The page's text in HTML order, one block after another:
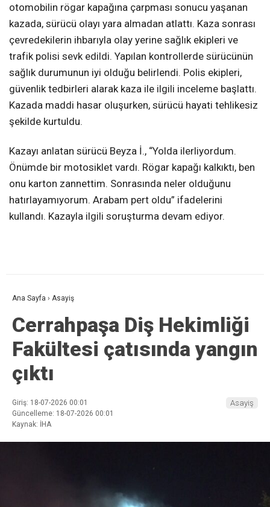
otomobilin rögar kapağına çarpması sonucu yaşanan
kazada, sürücü olayı yara almadan atlattı. Kaza sonrası
çevredekilerin ihbarıyla olay yerine sağlık ekipleri ve
trafik polisi sevk edildi. Yapılan kontrollerde sürücünün
sağlık durumunun iyi olduğu belirlendi. Polis ekipleri,
güvenlik tedbirleri alarak kaza ile ilgili inceleme başlattı.
Kazada maddi hasar oluşurken, sürücü hayati tehlikesiz
şekilde kurtuldu.
Kazayı anlatan sürücü Beyza İ., “Yolda ilerliyordum.
Önümde bir motosiklet vardı. Rögar kapağı kalkıktı, ben
onu karton zannettim. Sonrasında neler olduğunu
hatırlayamıyorum. Arabam pert oldu” ifadelerini
kullandı. Kazayla ilgili soruşturma devam ediyor.
Ana Sayfa › Asayiş
Cerrahpaşa Diş Hekimliği
Fakültesi çatısında yangın
çıktı
Giriş: 18-07-2026 00:01
Güncelleme: 18-07-2026 00:01
Kaynak: İHA
Asayiş